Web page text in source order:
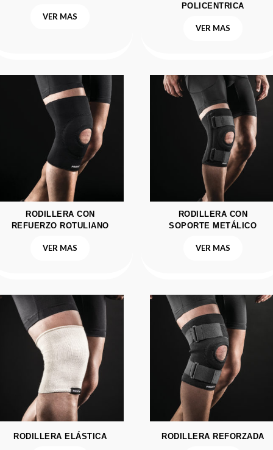
VER MAS
POLICENTRICA
VER MAS
RODILLERA CON
REFUERZO ROTULIANO
VER MAS
RODILLERA CON
SOPORTE METÁLICO
VER MAS
RODILLERA ELÁSTICA RODILLERA REFORZADA